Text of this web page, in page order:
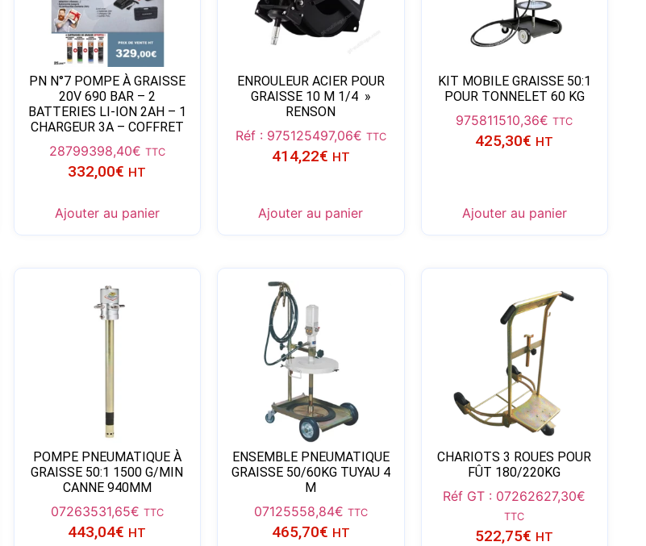
PN N°7 POMPE À GRAISSE
20V 690 BAR – 2
BATTERIES LI-ION 2AH – 1
CHARGEUR 3A – COFFRET
28799398,40€ TTC
332,00€ HT
Ajouter au panier
ENROULEUR ACIER POUR
GRAISSE 10 M 1/4 »
RENSON
Réf : 975125497,06€ TTC
414,22€ HT
Ajouter au panier
KIT MOBILE GRAISSE 50:1
POUR TONNELET 60 KG
975811510,36€ TTC
425,30€ HT
Ajouter au panier
POMPE PNEUMATIQUE À
GRAISSE 50:1 1500 G/MIN
CANNE 940MM
07263531,65€ TTC
443,04€ HT
ENSEMBLE PNEUMATIQUE
GRAISSE 50/60KG TUYAU 4
M
07125558,84€ TTC
465,70€ HT
CHARIOTS 3 ROUES POUR
FÛT 180/220KG
Réf GT : 07262627,30€
TTC
522,75€ HT